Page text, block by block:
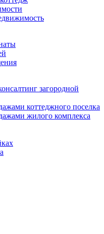
загородной
коттеджного поселка
жилого комплекса